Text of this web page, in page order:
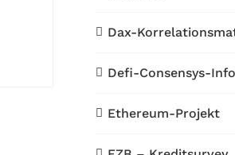
Dax-
Defi-Consensys-Info
Ethereum-Projekt